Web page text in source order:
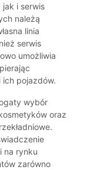
i serwis
należą
linia
serwis
umożliwia
pojazdów.
wybór
oraz
na rynku
zarówno